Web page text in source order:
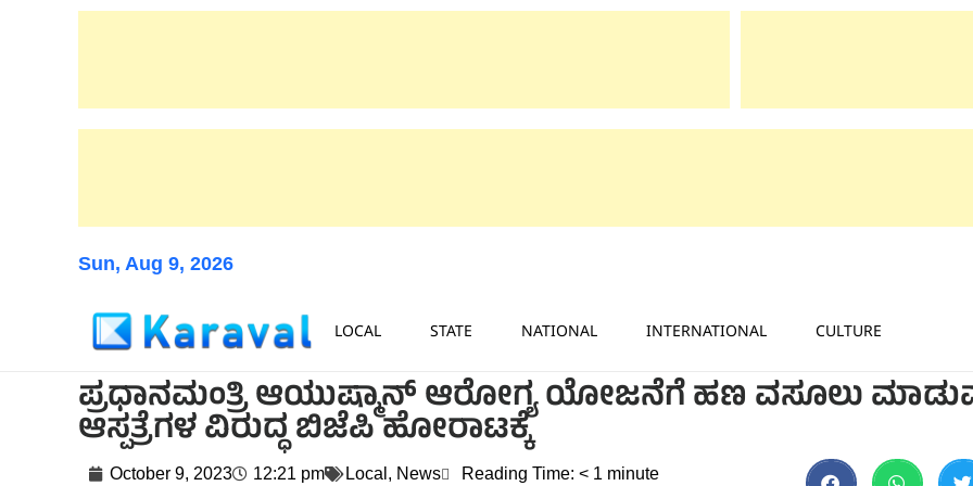
Sun, Aug 9, 2026
LOCAL STATE NATIONAL INTERNATIONAL CULTURE
ಪ್ರಧಾನಮಂತ್ರಿ ಆಯುಷ್ಮಾನ್ ಆರೋಗ್ಯ ಯೋಜನೆಗೆ ಹಣ ವಸೂಲು
ಆಸ್ಪತ್ರೆಗಳ ವಿರುದ್ಧ ಬಿಜೆಪಿ ಹೋರಾಟಕ್ಕೆ
October 9, 2023 12:21 pm Local , News Reading Time: < 1 minute